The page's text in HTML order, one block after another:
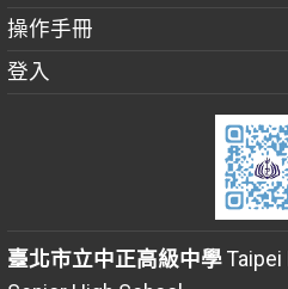
操作手冊
登入
臺北市立中正高級中學Taipei